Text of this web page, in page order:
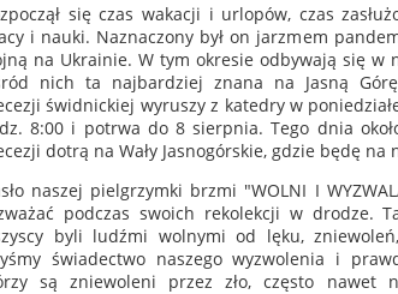
się czas wakacji i urlopów, czas
i nauki. Naznaczony był on jarzmem
na Ukrainie. W tym okresie odbywają się w
nich ta najbardziej znana na Jasną
świdnickiej wyruszy z katedry w
8:00 i potrwa do 8 sierpnia. Tego dnia
dotrą na Wały Jasnogórskie, gdzie będę na
naszej pielgrzymki brzmi "WOLNI I
podczas swoich rekolekcji w drodze.
byli ludźmi wolnymi od lęku,
świadectwo naszego wyzwolenia i
są zniewoleni przez zło, często nawet